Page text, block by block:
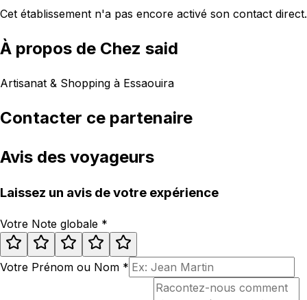
Cet établissement n'a pas encore activé son contact direct.
À propos de Chez said
Artisanat & Shopping à Essaouira
Contacter ce partenaire
Avis des voyageurs
Laissez un avis de votre expérience
Votre Note globale *
Votre Prénom ou Nom *